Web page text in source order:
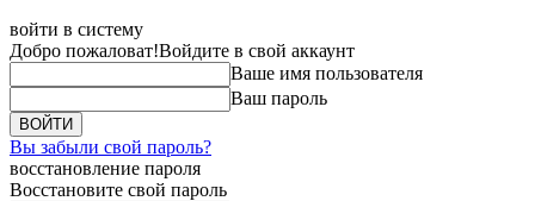
войти в систему
Добро пожаловат!Войдите в свой аккаунт
Ваше имя пользователя
Ваш пароль
Вы забыли свой пароль?
восстановление пароля
Восстановите свой пароль